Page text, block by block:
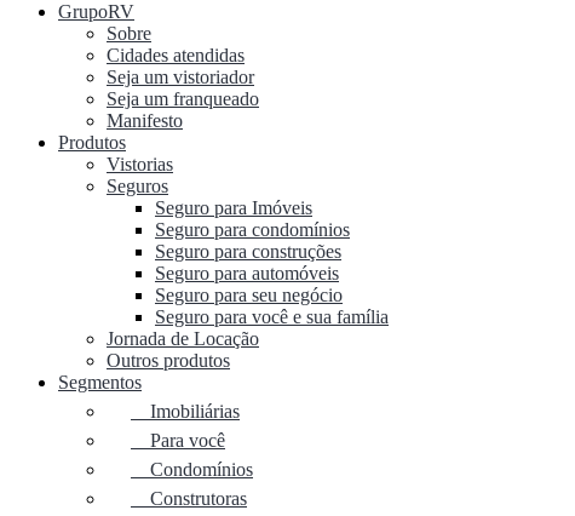
GrupoRV
Sobre
Cidades atendidas
Seja um vistoriador
Seja um franqueado
Manifesto
Produtos
Vistorias
Seguros
Seguro para Imóveis
Seguro para condomínios
Seguro para construções
Seguro para automóveis
Seguro para seu negócio
Seguro para você e sua família
Jornada de Locação
Outros produtos
Segmentos
Imobiliárias
Para você
Condomínios
Construtoras